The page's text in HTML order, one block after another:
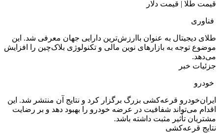
قیمت طلا | قیمت دلار
فناوری
طلای دیجیتال به عنوان باارزش‌ترین دارایی جهان معرفی شد. این
موضوع توجه به بازارهای نوین مالی و تکنولوژی بلاک‌چین را افزایش
می‌دهد.
جزئیات خبر
خودرو
ایران‌خودرو قرعه‌کشی بزرگ برگزار کرد و نتایج آن منتشر شد. این
اقدام می‌تواند شفافیت در عرضه خودرو را بهبود دهد و بر رضایت
مشتریان تأثیر مثبت داشته باشد.
نتایج قرعه‌کشی